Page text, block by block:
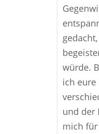
würde.
ich eure
und der
mich